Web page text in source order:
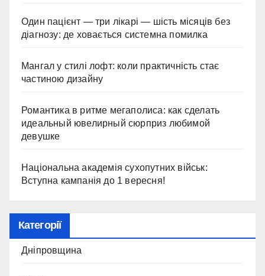
Один пацієнт — три лікарі — шість місяців без
діагнозу: де ховається системна помилка
Мангал у стилі лофт: коли практичність стає
частиною дизайну
Романтика в ритме мегаполиса: как сделать
идеальный ювелирный сюрприз любимой
девушке
Національна академія сухопутних військ:
Вступна кампанія до 1 вересня!
Категорії
Дніпровщина